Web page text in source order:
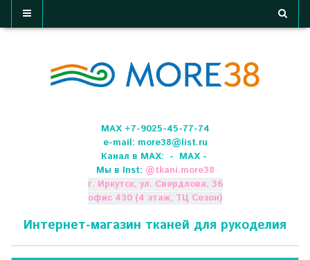
МАХ +7-9025-45-77-74
e-mail: more38@list.ru
Канал в МАХ: - МАХ -
Мы в Inst: @tkani.more38
г. Иркутск, ул. Свердлова, 36
офис 430 (4 этаж, ТЦ Сезон)
Интернет-магазин тканей для рукоделия